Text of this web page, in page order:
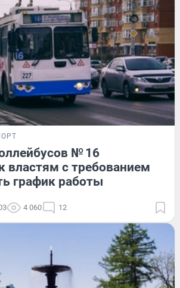
№ 16
властям с требованием
график работы
4 060 12